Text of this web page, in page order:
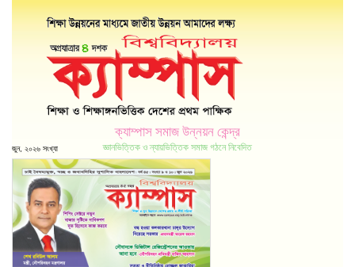
ক্যাম্পাস সমাজ উন্নয়ন কেন্দ্র
জ্ঞানভিত্তিক ও ন্যায়ভিত্তিক সমাজ গঠনে নিবেদিত
জুন, ২০২৬ সংখ্যা